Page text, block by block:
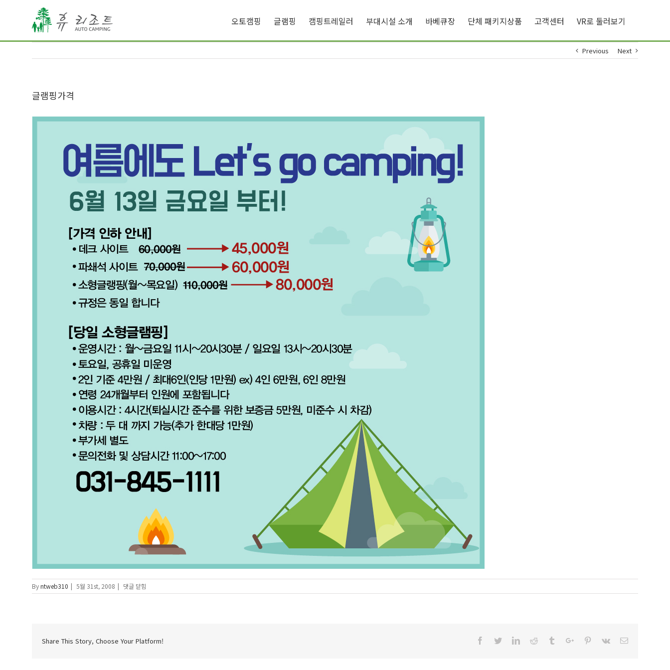
오토캠핑 글램핑 캠핑트레일러 부대시설 소개 바베큐장 단체 패키지상품 고객센터 VR로 둘러보기
Previous Next
글램핑가격
Byntweb310 | 5월 31st, 2008 | 글
램
댓글 닫힘
Share This Story, Choose Your Platform! Facebook
TwitterLinkedinReddit TumblrGoogle+Pinterest
Vk Email